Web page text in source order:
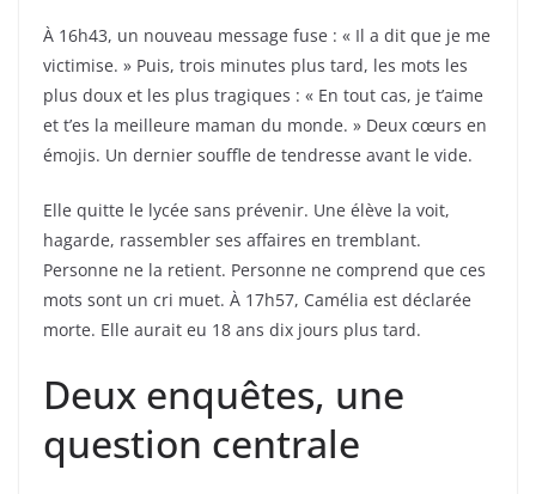
À 16h43, un nouveau message fuse : « Il a dit que je me
victimise. » Puis, trois minutes plus tard, les mots les
plus doux et les plus tragiques : « En tout cas, je t’aime
et t’es la meilleure maman du monde. » Deux cœurs en
émojis. Un dernier souffle de tendresse avant le vide.
Elle quitte le lycée sans prévenir. Une élève la voit,
hagarde, rassembler ses affaires en tremblant.
Personne ne la retient. Personne ne comprend que ces
mots sont un cri muet. À 17h57, Camélia est déclarée
morte. Elle aurait eu 18 ans dix jours plus tard.
Deux enquêtes, une
question centrale